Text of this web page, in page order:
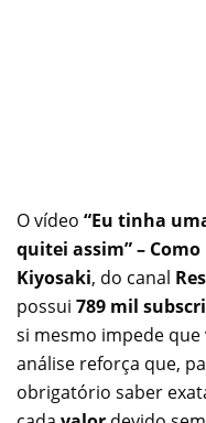
O vídeo “Eu tinha
quitei assim” –
Kiyosaki, do canal
possui 789 mil
si mesmo impede
análise reforça que,
obrigatório saber